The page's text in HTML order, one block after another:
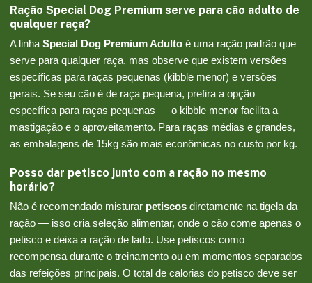
Ração Special Dog Premium serve para cão adulto de
qualquer raça?
A linha Special Dog Premium Adulto é uma ração padrão que
serve para qualquer raça, mas observe que existem versões
específicas para raças pequenas (kibble menor) e versões
gerais. Se seu cão é de raça pequena, prefira a opção
específica para raças pequenas — o kibble menor facilita a
mastigação e o aproveitamento. Para raças médias e grandes,
as embalagens de 15kg são mais econômicas no custo por kg.
Posso dar petisco junto com a ração no mesmo
horário?
Não é recomendado misturar petiscos diretamente na tigela da
ração — isso cria seleção alimentar, onde o cão come apenas o
petisco e deixa a ração de lado. Use petiscos como
recompensa durante o treinamento ou em momentos separados
das refeições principais. O total de calorias do petisco deve ser